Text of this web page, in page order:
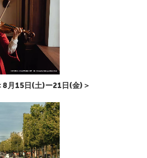
8月15日(土)ー21日(金)＞